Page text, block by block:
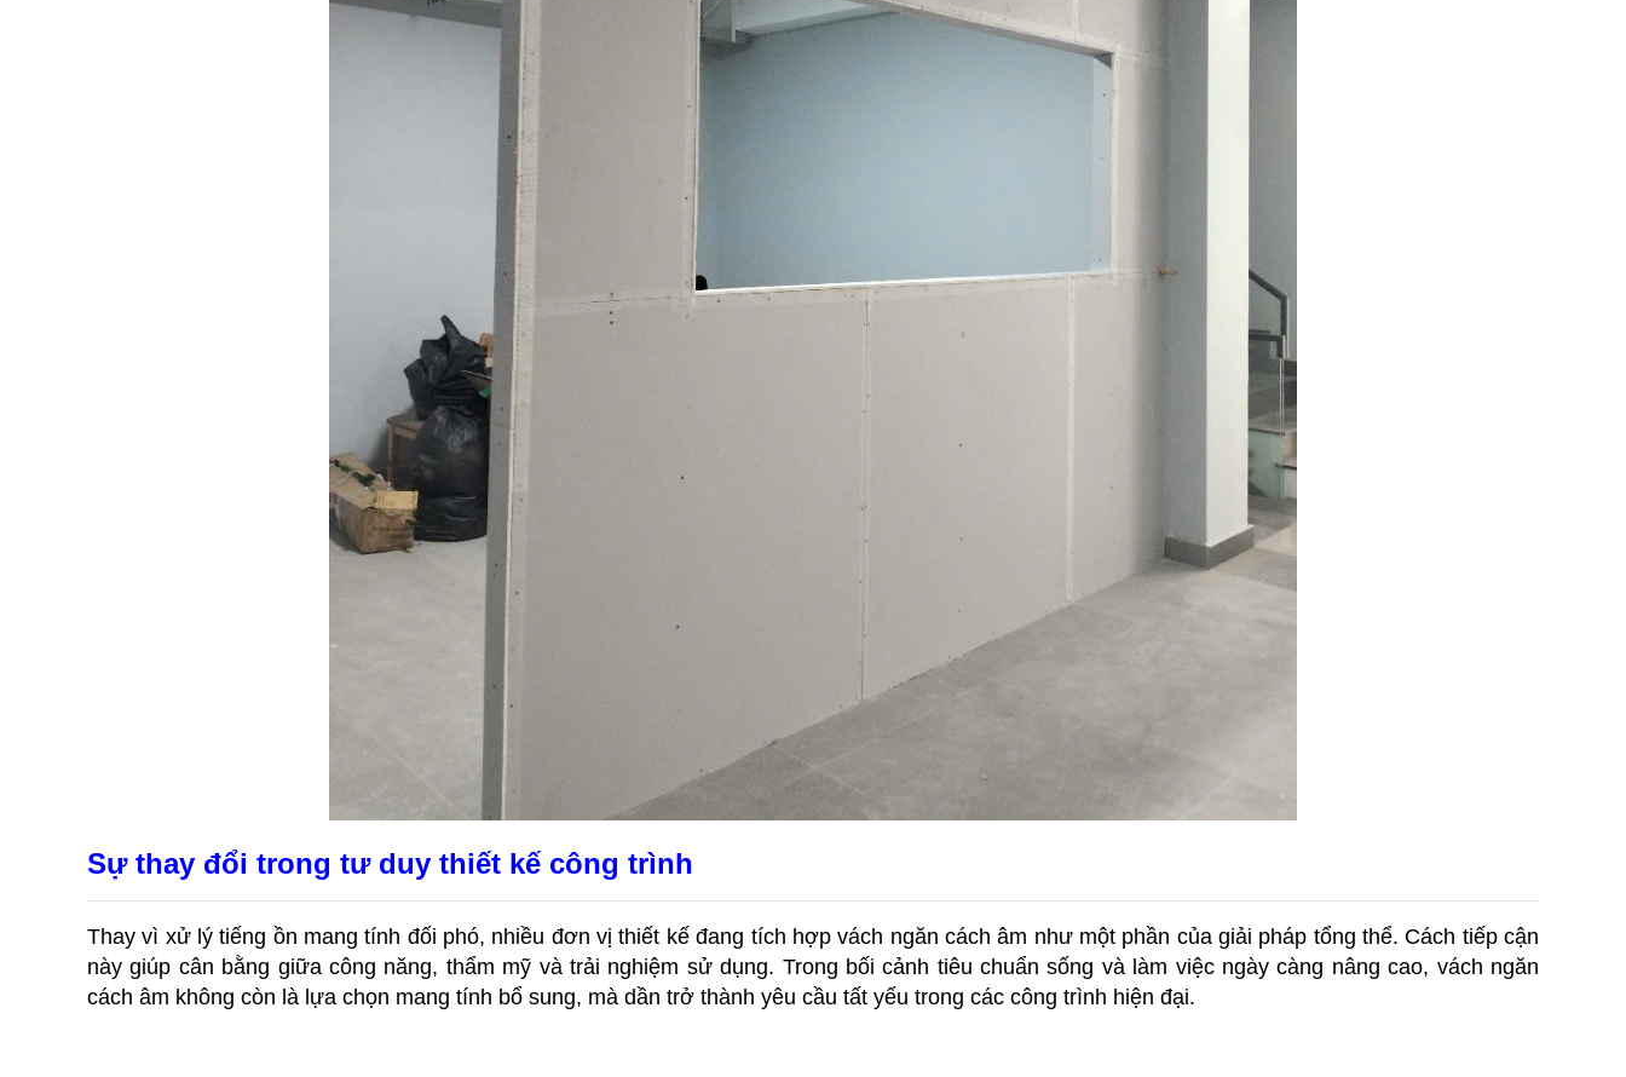
Sự thay đổi trong tư duy thiết kế công trình
Thay vì xử lý tiếng ồn mang tính đối phó, nhiều đơn vị thiết kế đang tích hợp vách ngăn cách âm như một phần của giải pháp tổng thể. Cách tiếp cận
này giúp cân bằng giữa công năng, thẩm mỹ và trải nghiệm sử dụng. Trong bối cảnh tiêu chuẩn sống và làm việc ngày càng nâng cao, vách ngăn
cách âm không còn là lựa chọn mang tính bổ sung, mà dần trở thành yêu cầu tất yếu trong các công trình hiện đại.